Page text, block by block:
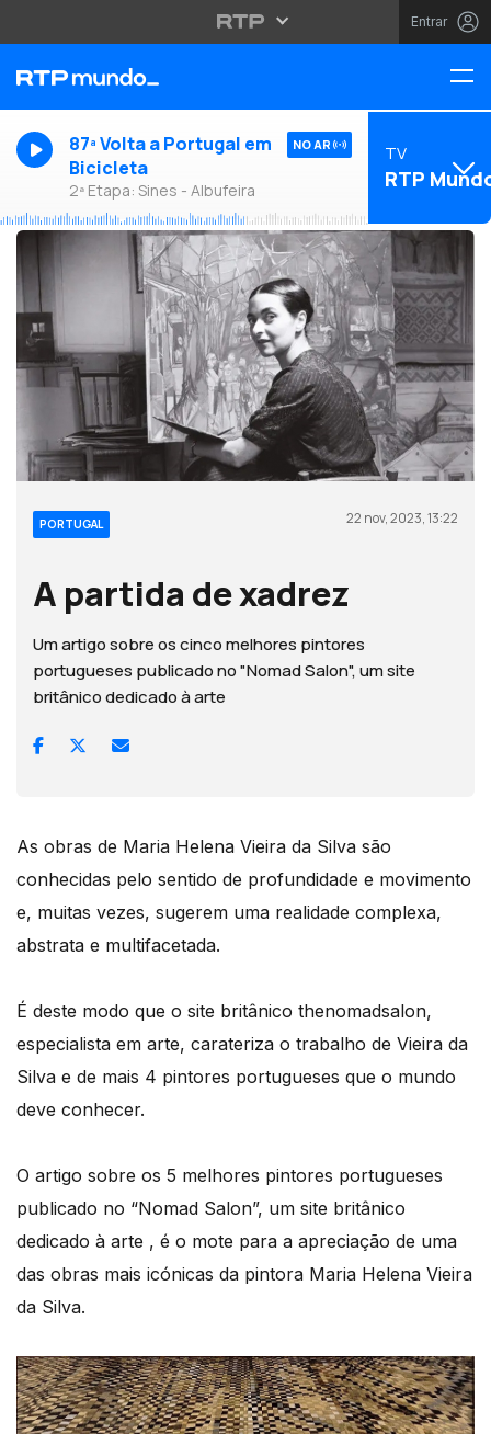
Entrar
87ª Volta a Portugal em
Bicicleta
2ª Etapa: Sines - Albufeira
NO AR TV
RTP
PORTUGAL 22 nov, 2023, 13:22
A partida de xadrez
Um artigo sobre os cinco melhores pintores
portugueses publicado no "Nomad Salon", um site
britânico dedicado à arte
As obras de Maria Helena Vieira da Silva são
conhecidas pelo sentido de profundidade e movimento
e, muitas vezes, sugerem uma realidade complexa,
abstrata e multifacetada.
É deste modo que o site britânico thenomadsalon,
especialista em arte, carateriza o trabalho de Vieira da
Silva e de mais 4 pintores portugueses que o mundo
deve conhecer.
O artigo sobre os 5 melhores pintores portugueses
publicado no “Nomad Salon”, um site britânico
dedicado à arte , é o mote para a apreciação de uma
das obras mais icónicas da pintora Maria Helena Vieira
da Silva.